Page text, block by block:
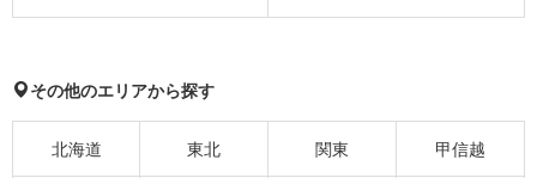
その他のエリアから探す
北海道 東北 関東 甲信越